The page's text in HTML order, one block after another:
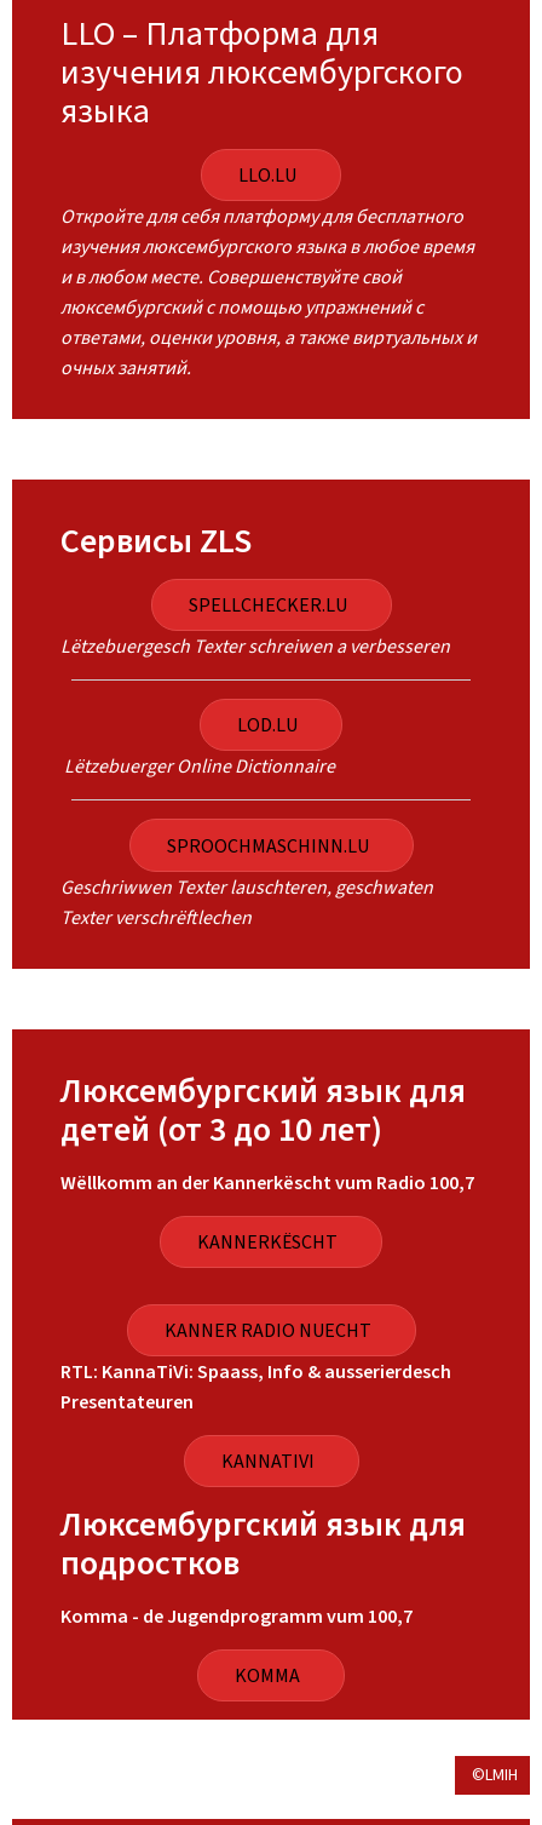
LLO – Платформа для
изучения люксембургского
языка
LLO.LU
Откройте для себя платформу для бесплатного
изучения люксембургского языка в любое время
и в любом месте. Совершенствуйте свой
люксембургский с помощью упражнений с
ответами, оценки уровня, а также виртуальных и
очных занятий.
Сервисы ZLS
SPELLCHECKER.LU
Lëtzebuergesch Texter schreiwen a verbesseren
LOD.LU
Lëtzebuerger Online Dictionnaire
SPROOCHMASCHINN.LU
Geschriwwen Texter lauschteren, geschwaten
Texter verschrëftlechen
Люксембургский язык для
детей (от 3 до 10 лет)
Wëllkomm an der Kannerkëscht vum Radio 100,7
KANNERKËSCHT
KANNER RADIO NUECHT
RTL: KannaTiVi: Spaass, Info & ausserierdesch
Presentateuren
KANNATIVI
Люксембургский язык для
подростков
Komma - de Jugendprogramm vum 100,7
KOMMA
©LMIH